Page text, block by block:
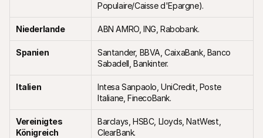
Populaire/Caisse d'Epargne).
Niederlande ABN AMRO, ING, Rabobank.
Spanien
Santander, BBVA, CaixaBank, Banco
Sabadell, Bankinter.
Italien
Intesa Sanpaolo, UniCredit, Poste
Italiane, FinecoBank.
Vereinigtes
Königreich
Barclays, HSBC, Lloyds, NatWest,
ClearBank.